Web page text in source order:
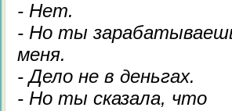
- Нет.
- Но ты
меня.
- Дело не в деньгах.
- Но ты сказала, что